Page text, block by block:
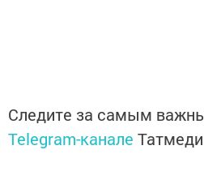
Следите за самым
Telegram-канале